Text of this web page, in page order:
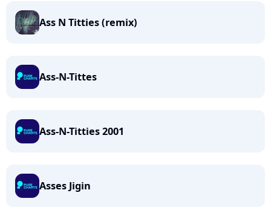
Ass N Titties (remix)
Ass-N-Tittes
Ass-N-Titties 2001
Asses Jigin